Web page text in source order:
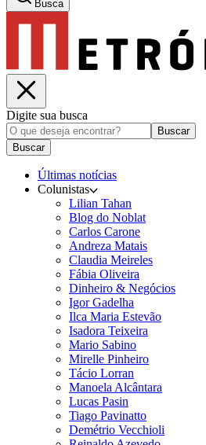
Busca
Digite sua busca
Buscar
Buscar
Últimas notícias
Colunistas
Lilian Tahan
Blog do Noblat
Carlos Carone
Andreza Matais
Claudia Meireles
Fábia Oliveira
Dinheiro & Negócios
Igor Gadelha
Ilca Maria Estevão
Isadora Teixeira
Mario Sabino
Mirelle Pinheiro
Tácio Lorran
Manoela Alcântara
Lucas Pasin
Tiago Pavinatto
Demétrio Vecchioli